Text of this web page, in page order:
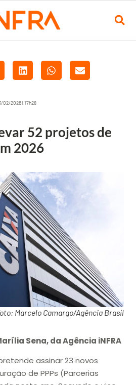
02/2026 | 17h28
52 projetos de
2026
Marcelo Camargo/Agência Brasil
Sena, da Agência iNFRA
assinar 23 novos
de PPPs (Parcerias